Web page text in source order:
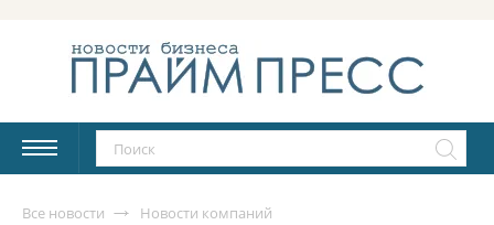
Все новости Новости компаний